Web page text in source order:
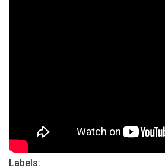
Labels: